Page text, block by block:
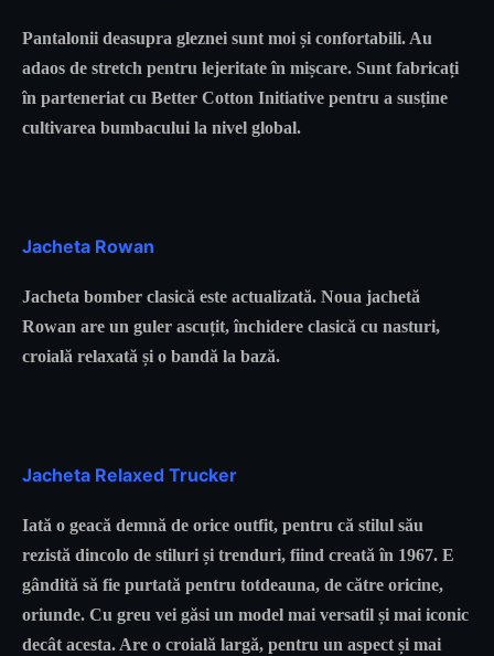
Pantalonii deasupra gleznei sunt moi și confortabili. Au
adaos de stretch pentru lejeritate în mișcare. Sunt fabricați
în parteneriat cu Better Cotton Initiative pentru a susține
cultivarea bumbacului la nivel global.
Jacheta Rowan
Jacheta bomber clasică este actualizată. Noua jachetă
Rowan are un guler ascuțit, închidere clasică cu nasturi,
croială relaxată și o bandă la bază.
Jacheta Relaxed Trucker
Iată o geacă demnă de orice outfit, pentru că stilul său
rezistă dincolo de stiluri și trenduri, fiind creată în 1967. E
gândită să fie purtată pentru totdeauna, de către oricine,
oriunde. Cu greu vei găsi un model mai versatil și mai iconic
decât acesta. Are o croială largă, pentru un aspect și mai